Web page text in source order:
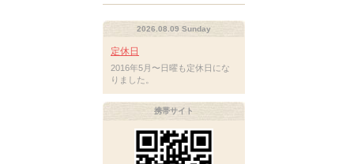
2026.08.09 Sunday
定休日
2016年5月〜日曜も定休日にな
りました。
携帯サイト